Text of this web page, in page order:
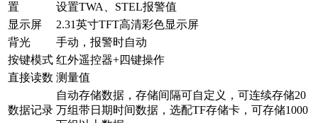
置
设置TWA、STEL报警值
显示屏
2.31英寸TFT高清彩色显示屏
背光
手动，报警时自动
按键模式 红外遥控器+四键操作
直接读数 测量值
数据记录
自动存储数据，存储间隔可自定义，可连续存储20
万组带日期时间数据，选配TF存储卡，可存储1000